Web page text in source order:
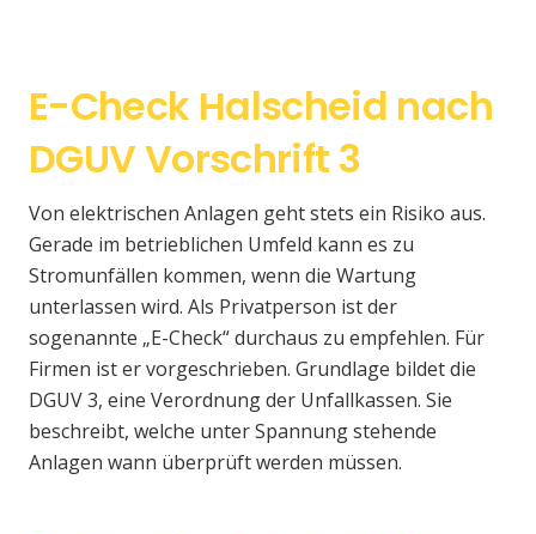
E-Check Halscheid nach
DGUV Vorschrift 3
Von elektrischen Anlagen geht stets ein Risiko aus.
Gerade im betrieblichen Umfeld kann es zu
Stromunfällen kommen, wenn die Wartung
unterlassen wird. Als Privatperson ist der
sogenannte „E-Check“ durchaus zu empfehlen. Für
Firmen ist er vorgeschrieben. Grundlage bildet die
DGUV 3, eine Verordnung der Unfallkassen. Sie
beschreibt, welche unter Spannung stehende
Anlagen wann überprüft werden müssen.